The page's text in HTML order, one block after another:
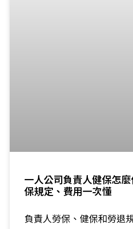
一人公司負責人健保怎
保規定、費用一次懂
負責人勞保、健保和勞退